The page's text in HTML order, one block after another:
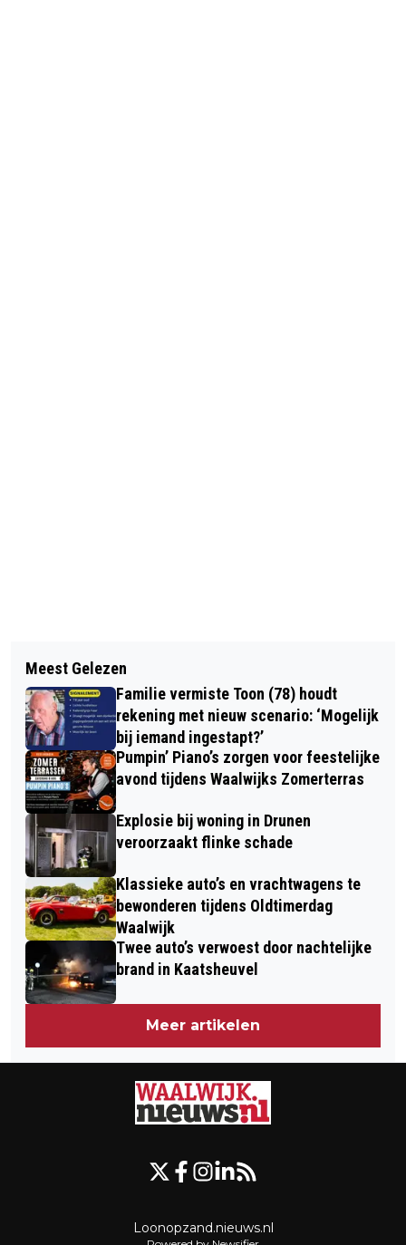
TRAUMAHELIKOPTER INGEZET NA
ERNSTIG SKATEONGEVAL IN
NIEUWKUIJK
WARM WEER KEERT TERUG MET
LOKAAL 30 GRADEN EN KANS OP
ONWEER
Meest Gelezen
Familie vermiste Toon (78) houdt
rekening met nieuw scenario: ‘Mogelijk
bij iemand ingestapt?’
Pumpin’ Piano’s zorgen voor feestelijke
avond tijdens Waalwijks Zomerterras
Explosie bij woning in Drunen
veroorzaakt flinke schade
Klassieke auto’s en vrachtwagens te
bewonderen tijdens Oldtimerdag
Waalwijk
Twee auto’s verwoest door nachtelijke
brand in Kaatsheuvel
Meer artikelen
Loonopzand.nieuws.nl